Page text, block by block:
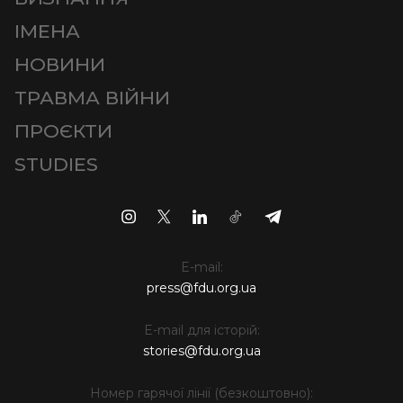
ІМЕНА
НОВИНИ
ТРАВМА ВІЙНИ
ПРОЄКТИ
STUDIES
E-mail:
press@fdu.org.ua
E-mail для історій:
stories@fdu.org.ua
Номер гарячої лінії (безкоштовно):